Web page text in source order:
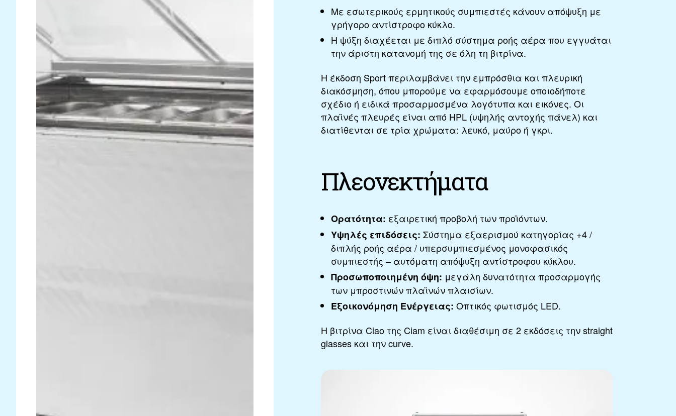
Με εσωτερικούς ερμητικούς συμπιεστές κάνουν απόψυξη με
γρήγορο αντίστροφο κύκλο.
Η ψύξη διαχέεται με διπλό σύστημα ροής αέρα που εγγυάται
την άριστη κατανομή της σε όλη τη βιτρίνα.
Η έκδοση Sport περιλαμβάνει την εμπρόσθια και πλευρική
διακόσμηση, όπου μπορούμε να εφαρμόσουμε οποιοδήποτε
σχέδιο ή ειδικά προσαρμοσμένα λογότυπα και εικόνες. Οι
πλαϊνές πλευρές είναι από HPL (υψηλής αντοχής πάνελ) και
διατίθενται σε τρία χρώματα: λευκό, μαύρο ή γκρι.
Πλεονεκτήματα
Ορατότητα: εξαιρετική προβολή των προϊόντων.
Υψηλές επιδόσεις: Σύστημα εξαερισμού κατηγορίας +4 /
διπλής ροής αέρα / υπερσυμπιεσμένος μονοφασικός
συμπιεστής – αυτόματη απόψυξη αντίστροφου κύκλου.
Προσωποποιημένη όψη: μεγάλη δυνατότητα προσαρμογής
των μπροστινών πλαϊνών πλαισίων.
Εξοικονόμηση Ενέργειας: Οπτικός φωτισμός LED.
Η βιτρίνα Ciao της Ciam είναι διαθέσιμη σε 2 εκδόσεις την straight
glasses και την curve.